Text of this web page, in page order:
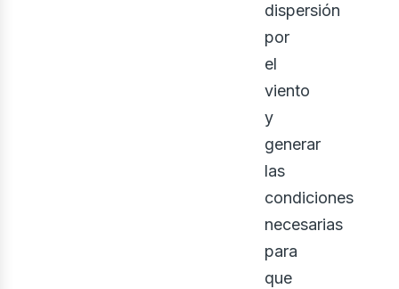
dispersión
por
el
viento
y
generar
las
condiciones
necesarias
para
que